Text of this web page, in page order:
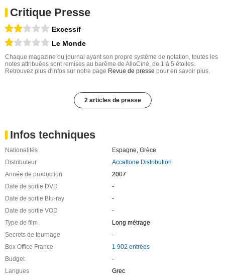
Critique Presse
Excessif
Le Monde
Chaque magazine ou journal ayant son propre système de notation, toutes les
notes attribuées sont remises au barême de AlloCiné, de 1 à 5 étoiles.
Retrouvez plus d'infos sur notre page Revue de presse pour en savoir plus.
2 articles de presse
Infos techniques
Nationalités Espagne, Grèce
Distributeur
Accattone Distribution
Année de production
2007
Date de sortie DVD
-
Date de sortie Blu-ray
-
Date de sortie VOD
-
Type de film
Long métrage
Secrets de tournage
-
Box Office France
1 902 entrées
Budget
-
Langues
Grec